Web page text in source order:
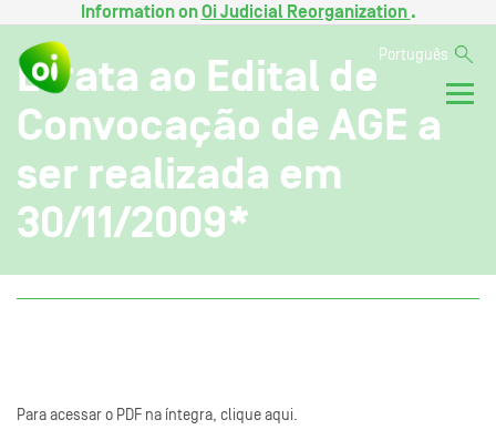
Information onOi Judicial Reorganization .
Português
Errata ao Edital de
Convocação de AGE a
ser realizada em
30/11/2009*
Para acessar o PDF na íntegra, clique aqui.